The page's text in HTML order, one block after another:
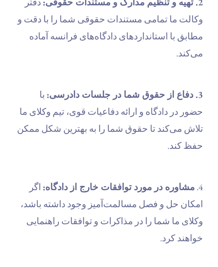
وکالت ما تمامی مستندات حقوقی شما را با دقت و
مطابق با استانداردهای دادگاه‌های فرانسه آماده
می‌کند.
3. دفاع از حقوق شما در جلسات دادرسی:
با
حضور در دادگاه و ارائه دفاعیات قوی، تیم وکلای ما
تلاش می‌کند تا حقوق شما را به بهترین شکل ممکن
حفظ کند.
4. مشاوره در مورد توافقات خارج از دادگاه: اگر
امکان حل و فصل مسالمت‌آمیز وجود داشته باشد،
وکلای ما شما را در مذاکرات و توافقات راهنمایی
خواهند کرد.